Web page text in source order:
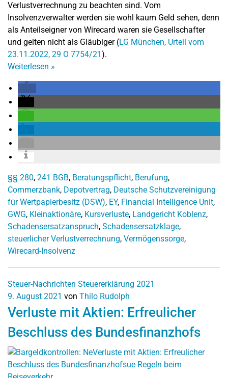
Verlustverrechnung zu beachten sind. Vom
Insolvenzverwalter werden sie wohl kaum Geld sehen, denn
als Anteilseigner von Wirecard waren sie Gesellschafter
und gelten nicht als Gläubiger (LG München, Urteil vom
23.11.2022, 29 O 7754/21).
Weiterlesen »
§§ 280, 241 BGB, Beratungspflicht, Berufung,
Commerzbank, Depotvertrag, Deutsche Schutzvereinigung
für Wertpapierbesitz (DSW), EY, Financial Intelligence Unit,
GWG, Kleinaktionäre, Kursverluste, Landgericht Koblenz,
Schadensersatzanspruch, Schadensersatzklage,
steuerlicher Verlustverrechnung, Vermögenssorge,
Wirecard-Insolvenz
Steuer-Nachrichten Steuererklärung 2021
9. August 2021 von Thilo Rudolph
Verluste mit Aktien: Erfreulicher
Beschluss des Bundesfinanzhofs